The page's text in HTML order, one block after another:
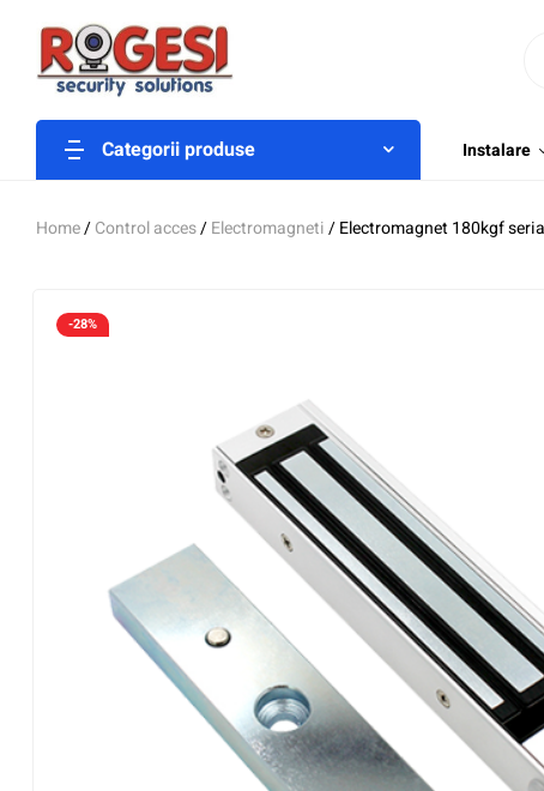
Categorii produse Instalare
Home/Control acces/Electromagneti/ Electromagnet 180kgf
-28%